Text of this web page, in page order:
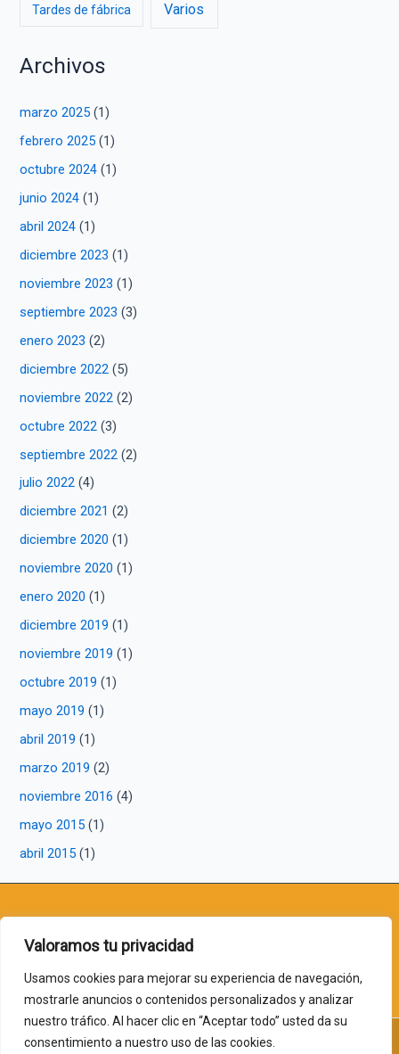
Valoramos tu privacidad
Usamos cookies para mejorar su experiencia de navegación,
mostrarle anuncios o contenidos personalizados y analizar
nuestro tráfico. Al hacer clic en “Aceptar todo” usted da su
consentimiento a nuestro uso de las cookies.
Tardes de fábrica Varios
Archivos
marzo 2025 (1)
febrero 2025 (1)
octubre 2024 (1)
junio 2024 (1)
abril 2024 (1)
diciembre 2023 (1)
noviembre 2023 (1)
septiembre 2023 (3)
enero 2023 (2)
diciembre 2022 (5)
noviembre 2022 (2)
octubre 2022 (3)
septiembre 2022 (2)
julio 2022 (4)
diciembre 2021 (2)
diciembre 2020 (1)
noviembre 2020 (1)
enero 2020 (1)
diciembre 2019 (1)
noviembre 2019 (1)
octubre 2019 (1)
mayo 2019 (1)
abril 2019 (1)
marzo 2019 (2)
noviembre 2016 (4)
mayo 2015 (1)
abril 2015 (1)
jlchaos@gmail.com
| +34 913 69 06 71 | Jesús 2 - 28014 - Huertas
(Madrid)
Copyright © 2026 Cervezas la Fábrica | Web creada por